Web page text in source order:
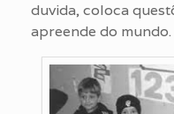
duvida, coloca
apreende do mundo.